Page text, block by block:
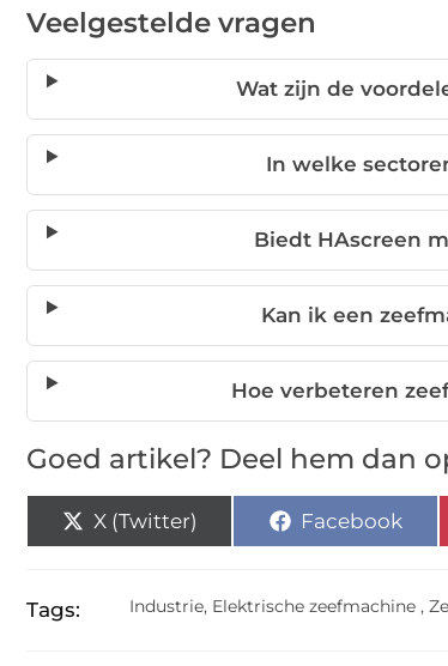
Veelgestelde vragen
Wat zijn de
In welke
Biedt HAscreen
Kan ik een
Hoe verbeteren
Goed artikel? Deel hem dan
X (Twitter) Facebook
Tags: Industrie, Elektrische zeefmachine ,